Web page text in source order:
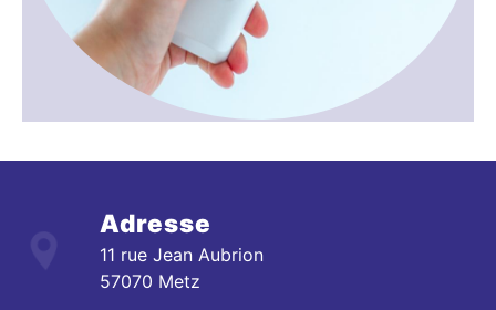
Adresse
11 rue Jean Aubrion
57070 Metz